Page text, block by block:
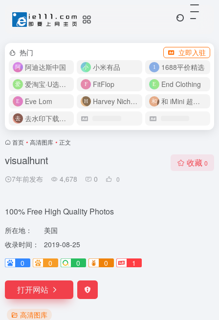
热门
立即入驻
阿迪达斯中国
小米有品
1688平价精选
爱淘宝·U选好价
FitFlop
End Clothing
Eve Lom
Harvey Nichols
和 iMini 超级智能体一起构建伟大作品
去水印下载视频
首页 • 高清图库 • 正文
visualhunt
7年前发布 4,678 0 0
收藏 0
100% Free High Quality Photos
所在地：
美国
收录时间：
2019-08-25
0
0 0 0 1
打开网站
高清图库